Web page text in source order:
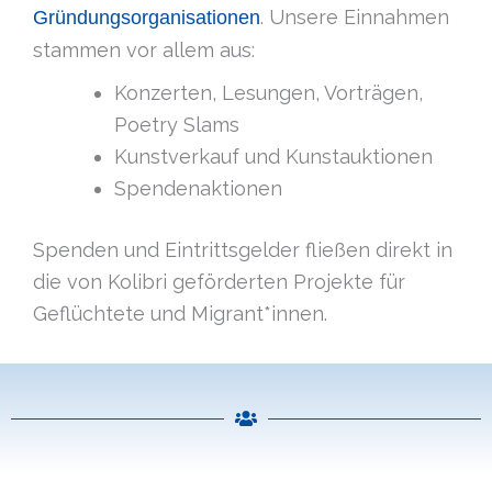
Gründungsorganisationen. Unsere Einnahmen
stammen vor allem aus:
Konzerten, Lesungen, Vorträgen,
Poetry Slams
Kunstverkauf und Kunstauktionen
Spendenaktionen
Spenden und Eintrittsgelder fließen direkt in
die von Kolibri geförderten Projekte für
Geflüchtete und Migrant*innen.